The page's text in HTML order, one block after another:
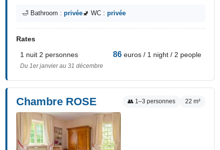
🛁 Bathroom :privée🚽 WC :privée
Rates
1 nuit 2 personnes
Du 1er janvier au 31 décembre
86euros / 1 night / 2 people
Chambre ROSE 👥 1–3 personnes 22 m²